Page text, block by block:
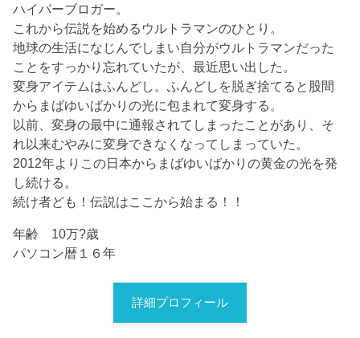
ハイパーブロガー。
これから伝説を始めるウルトラマンのひとり。
地球の生活になじんでしまい自分がウルトラマンだった
ことをすっかり忘れていたが、最近思い出した。
変身アイテムはふんどし。ふんどしを脱ぎ捨てると股間
からまばゆいばかりの光に包まれて変身する。
以前、変身の最中に通報されてしまったことがあり、そ
れ以来むやみに変身できなくなってしまっていた。
2012年よりこの日本からまばゆいばかりの黄金の光を発
し続ける。
続け者ども！伝説はここから始まる！！
年齢 10万?歳
パソコン暦１６年
詳細プロフィール